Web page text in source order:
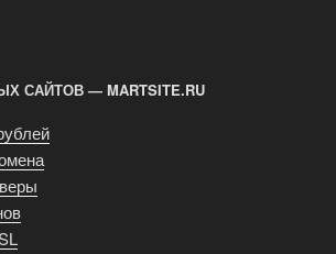
САЙТОВ — MARTSITE.RU